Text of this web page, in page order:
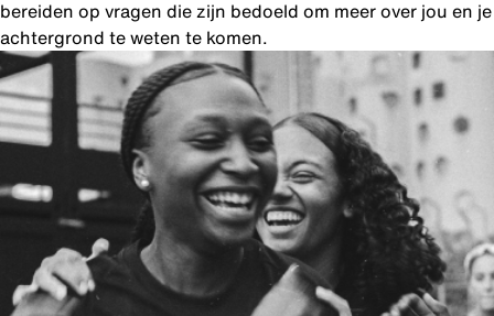
bereiden op vragen die zijn bedoeld om meer over jou en je
achtergrond te weten te komen.